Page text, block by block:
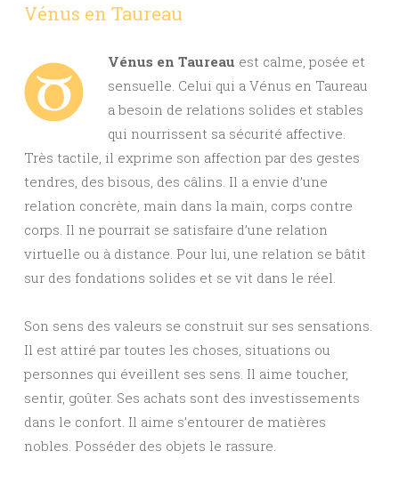
Vénus en Taureau
Vénus en Taureau est calme, posée et
sensuelle. Celui qui a Vénus en Taureau
a besoin de relations solides et stables
qui nourrissent sa sécurité affective.
Très tactile, il exprime son affection par des gestes
tendres, des bisous, des câlins. Il a envie d’une
relation concrète, main dans la main, corps contre
corps. Il ne pourrait se satisfaire d’une relation
virtuelle ou à distance. Pour lui, une relation se bâtit
sur des fondations solides et se vit dans le réel.
Son sens des valeurs se construit sur ses sensations.
Il est attiré par toutes les choses, situations ou
personnes qui éveillent ses sens. Il aime toucher,
sentir, goûter. Ses achats sont des investissements
dans le confort. Il aime s’entourer de matières
nobles. Posséder des objets le rassure.